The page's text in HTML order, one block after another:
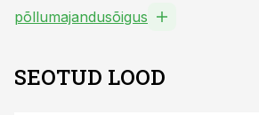
põllumajandusõigus
SEOTUD LOOD